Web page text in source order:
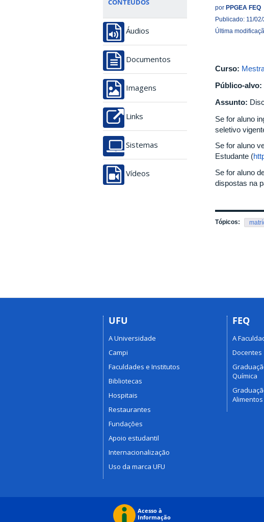
CONTEÚDOS
Áudios
Documentos
Imagens
Links
Sistemas
Vídeos
por PPGEA FEQ
Publicado: 11/
Última
Curso:
Público-alvo:
Assunto:
Se for aluno
seletivo
Se for aluno
Estudante (
Se for aluno
dispostas na
Tópicos:
UFU
A Universidade
Campi
Faculdades e Institutos
Bibliotecas
Hospitais
Restaurantes
Fundações
Apoio estudantil
Internacionalização
Uso da marca UFU
FEQ
A
Docentes
Química
Alimentos